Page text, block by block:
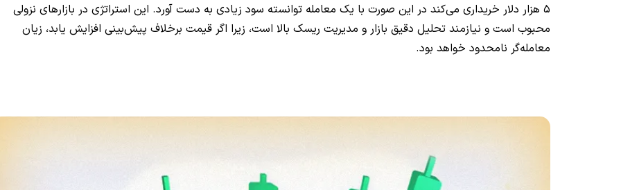
5 هزار دلار خریداری می‌کند در این صورت با یک معامله توانسته سود زیادی به دست آورد. این استراتژی در بازارهای نزولی
محبوب است و نیازمند تحلیل دقیق بازار و مدیریت ریسک بالا است، زیرا اگر قیمت برخلاف پیش‌بینی افزایش یابد، زیان
معامله‌گر نامحدود خواهد بود.